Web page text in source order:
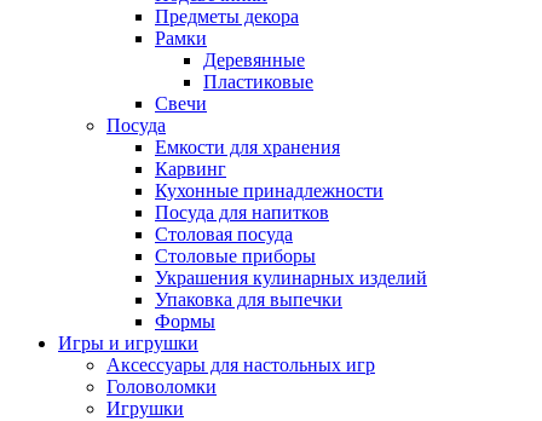
Предметы декора
Рамки
Деревянные
Пластиковые
Свечи
Посуда
Емкости для хранения
Карвинг
Кухонные принадлежности
Посуда для напитков
Столовая посуда
Столовые приборы
Украшения кулинарных изделий
Упаковка для выпечки
Формы
Игры и игрушки
Аксессуары для настольных игр
Головоломки
Игрушки